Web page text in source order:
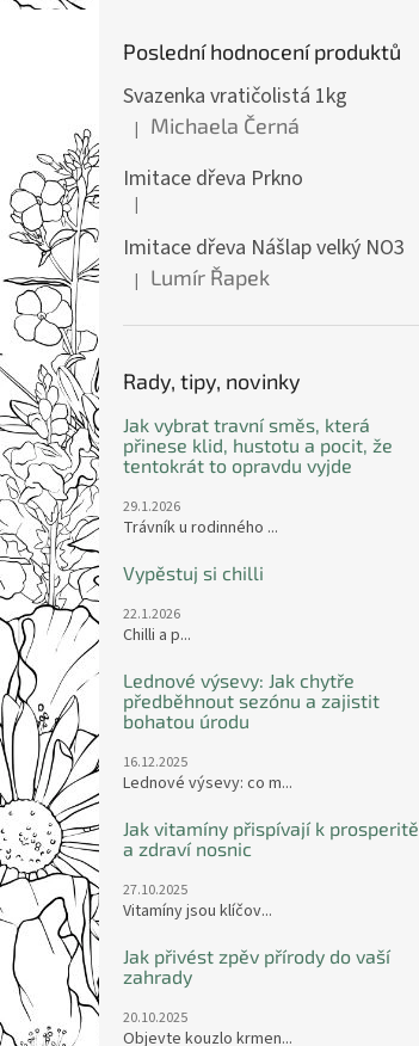
Poslední hodnocení produktů
Svazenka vratičolistá 1kg
Hodnocení produktu je 5 z 5 hvězdiček.
| Michaela Černá
Imitace dřeva Prkno
Hodnocení produktu je 5 z 5 hvězdiček.
|
Imitace dřeva Nášlap velký NO3
Hodnocení produktu je 5 z 5 hvězdiček.
| Lumír Řapek
Rady, tipy, novinky
Jak vybrat travní směs, která
přinese klid, hustotu a pocit, že
tentokrát to opravdu vyjde
29.1.2026
Trávník u rodinného ...
Vypěstuj si chilli
22.1.2026
Chilli a p...
Lednové výsevy: Jak chytře
předběhnout sezónu a zajistit
bohatou úrodu
16.12.2025
Lednové výsevy: co m...
Jak vitamíny přispívají k prosperitě
a zdraví nosnic
27.10.2025
Vitamíny jsou klíčov...
Jak přivést zpěv přírody do vaší
zahrady
20.10.2025
Objevte kouzlo krmen...